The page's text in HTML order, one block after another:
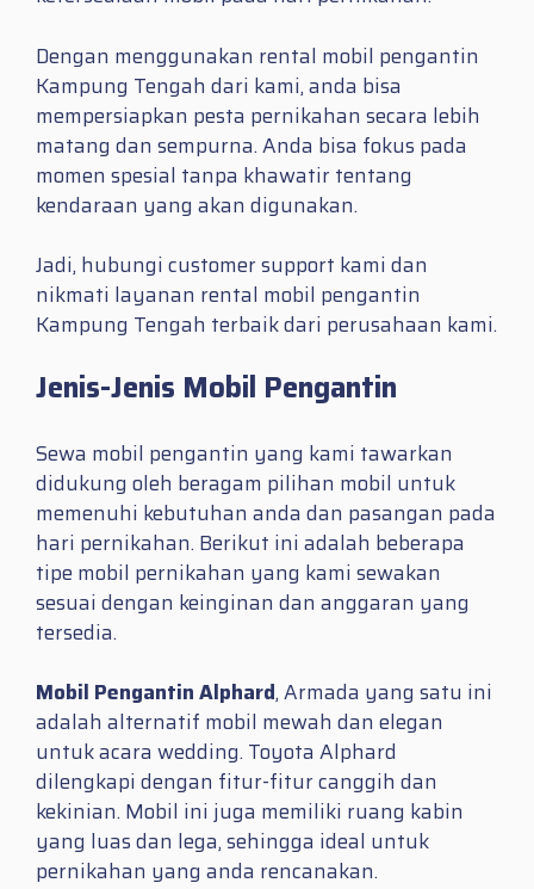
Dengan menggunakan rental mobil pengantin
Kampung Tengah dari kami, anda bisa
mempersiapkan pesta pernikahan secara lebih
matang dan sempurna. Anda bisa fokus pada
momen spesial tanpa khawatir tentang
kendaraan yang akan digunakan.
Jadi, hubungi customer support kami dan
nikmati layanan rental mobil pengantin
Kampung Tengah terbaik dari perusahaan kami.
Jenis-Jenis Mobil Pengantin
Sewa mobil pengantin yang kami tawarkan
didukung oleh beragam pilihan mobil untuk
memenuhi kebutuhan anda dan pasangan pada
hari pernikahan. Berikut ini adalah beberapa
tipe mobil pernikahan yang kami sewakan
sesuai dengan keinginan dan anggaran yang
tersedia.
Mobil Pengantin Alphard, Armada yang satu ini
adalah alternatif mobil mewah dan elegan
untuk acara wedding. Toyota Alphard
dilengkapi dengan fitur-fitur canggih dan
kekinian. Mobil ini juga memiliki ruang kabin
yang luas dan lega, sehingga ideal untuk
pernikahan yang anda rencanakan.